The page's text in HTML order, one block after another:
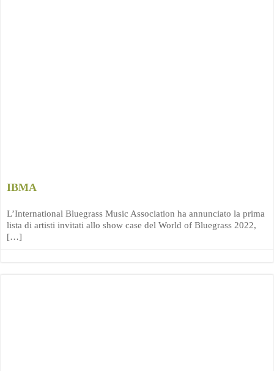
IBMA
L’International Bluegrass Music Association ha annunciato la prima
lista di artisti invitati allo show case del World of Bluegrass 2022,
[…]